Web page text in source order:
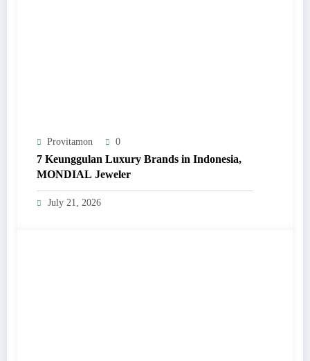
Provitamon 0
7 Keunggulan Luxury Brands in Indonesia,
MONDIAL Jeweler
July 21, 2026